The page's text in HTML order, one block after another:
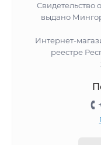
Свидетельство
выдано
Интернет-
реестре